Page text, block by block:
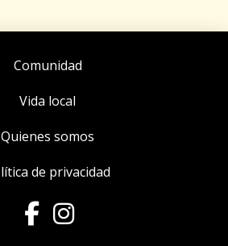
Comunidad
Vida local
Quienes somos
de privacidad